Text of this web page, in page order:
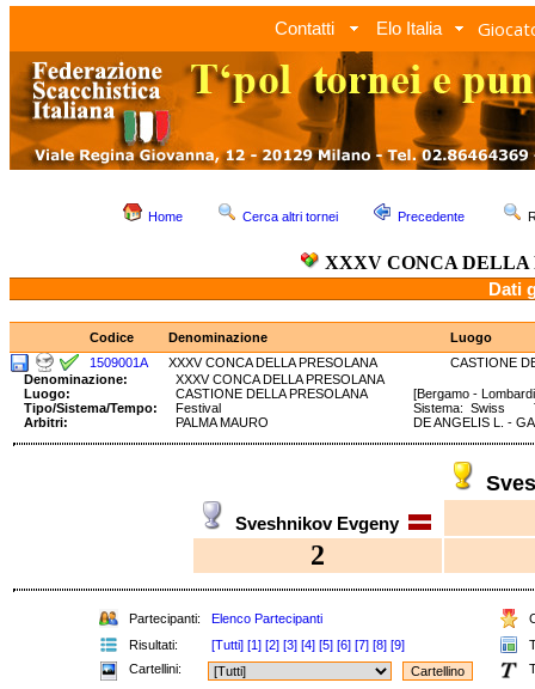
Contatti Elo Italia
Home Cerca altri tornei Precedente
XXXV CONCA DELLA
Dati
Codice Denominazione
Luogo
1509001A
XXXV CONCA DELLA PRESOLANA
CASTIONE
Denominazione:
XXXV CONCA DELLA PRESOLANA
Luogo:
CASTIONE DELLA PRESOLANA
[Bergamo -
Tipo/Sistema/Tempo:
Festival
Sistema: Swiss
Arbitri:
PALMA MAURO DE ANGELIS L. -
Sveshnikov Evgeny
2
Partecipanti: Elenco Partecipanti
Risultati:
[Tutti] [1] [2] [3] [4] [5] [6] [7] [8] [9]
Cartellini: